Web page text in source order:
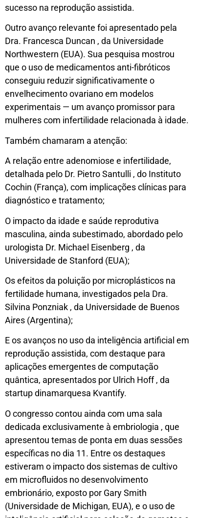
sucesso na reprodução assistida.
Outro avanço relevante foi apresentado pela
Dra. Francesca Duncan , da Universidade
Northwestern (EUA). Sua pesquisa mostrou
que o uso de medicamentos anti-fibróticos
conseguiu reduzir significativamente o
envelhecimento ovariano em modelos
experimentais — um avanço promissor para
mulheres com infertilidade relacionada à idade.
Também chamaram a atenção:
A relação entre adenomiose e infertilidade,
detalhada pelo Dr. Pietro Santulli , do Instituto
Cochin (França), com implicações clínicas para
diagnóstico e tratamento;
O impacto da idade e saúde reprodutiva
masculina, ainda subestimado, abordado pelo
urologista Dr. Michael Eisenberg , da
Universidade de Stanford (EUA);
Os efeitos da poluição por microplásticos na
fertilidade humana, investigados pela Dra.
Silvina Ponzniak , da Universidade de Buenos
Aires (Argentina);
E os avanços no uso da inteligência artificial em
reprodução assistida, com destaque para
aplicações emergentes de computação
quântica, apresentados por Ulrich Hoff , da
startup dinamarquesa Kvantify.
O congresso contou ainda com uma sala
dedicada exclusivamente à embriologia , que
apresentou temas de ponta em duas sessões
específicas no dia 11. Entre os destaques
estiveram o impacto dos sistemas de cultivo
em microfluidos no desenvolvimento
embrionário, exposto por Gary Smith
(Universidade de Michigan, EUA), e o uso de